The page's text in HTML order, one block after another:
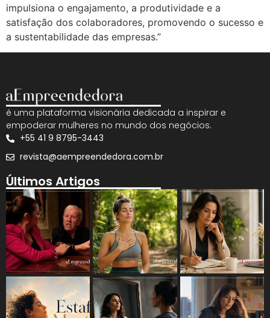
impulsiona o engajamento, a produtividade e a
satisfação dos colaboradores, promovendo o sucesso e
a sustentabilidade das empresas.”
é uma plataforma visionária dedicada a inspirar e
empoderar mulheres no mundo dos negócios.
+55 41 9 8795-3443
revista@aempreendedora.com.br
Últimos Artigos